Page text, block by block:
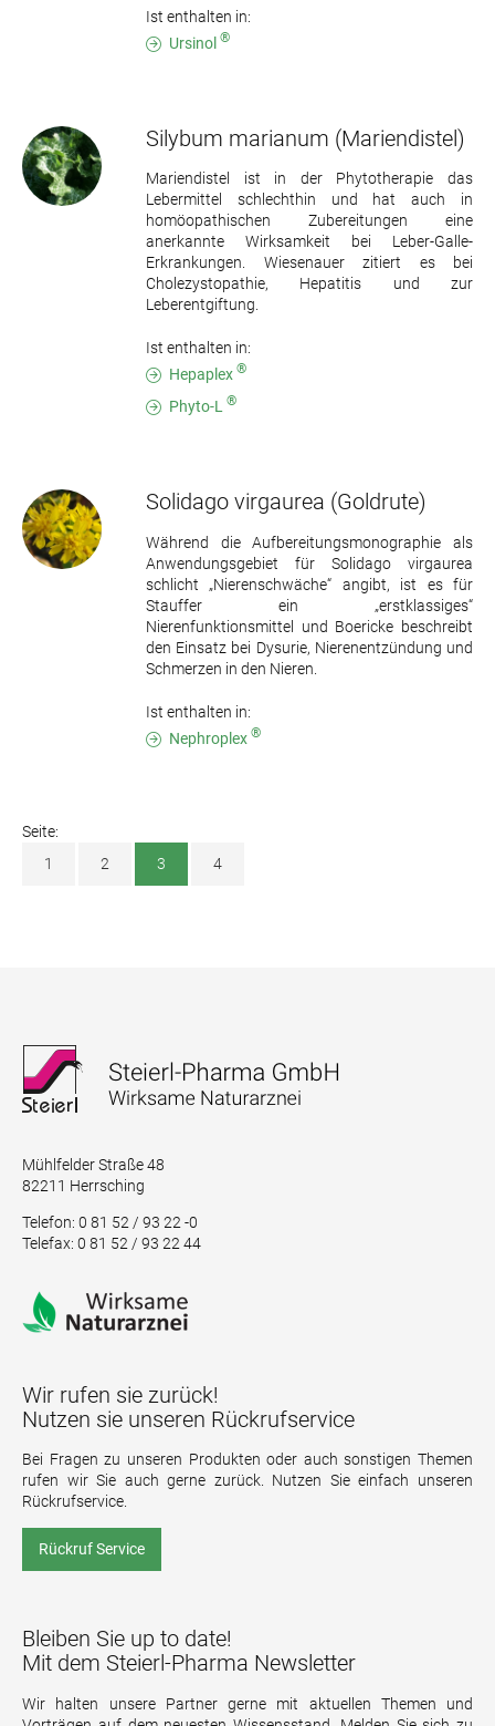
Ist enthalten in:
Ursinol ®
Silybum marianum (Mariendistel)
Mariendistel ist in der Phytotherapie das
Lebermittel schlechthin und hat auch in
homöopathischen Zubereitungen eine
anerkannte Wirksamkeit bei Leber-Galle-
Erkrankungen. Wiesenauer zitiert es bei
Cholezystopathie, Hepatitis und zur
Leberentgiftung.
Ist enthalten in:
Hepaplex ®
Phyto-L ®
Solidago virgaurea (Goldrute)
Während die Aufbereitungsmonographie als
Anwendungsgebiet für Solidago virgaurea
schlicht „Nierenschwäche“ angibt, ist es für
Stauffer ein „erstklassiges“
Nierenfunktionsmittel und Boericke beschreibt
den Einsatz bei Dysurie, Nierenentzündung und
Schmerzen in den Nieren.
Ist enthalten in:
Nephroplex ®
Seite:
1
2 3 4
Mühlfelder Straße 48
82211 Herrsching
Telefon: 0 81 52 / 93 22 -0
Telefax: 0 81 52 / 93 22 44
Wir rufen sie zurück!
Nutzen sie unseren Rückrufservice
Bei Fragen zu unseren Produkten oder auch sonstigen Themen
rufen wir Sie auch gerne zurück. Nutzen Sie einfach unseren
Rückrufservice.
Rückruf Service
Bleiben Sie up to date!
Mit dem Steierl-Pharma Newsletter
Wir halten unsere Partner gerne mit aktuellen Themen und